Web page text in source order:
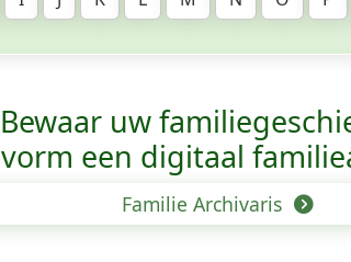
Bewaar uw
vorm een digitaal
Familie Archivaris